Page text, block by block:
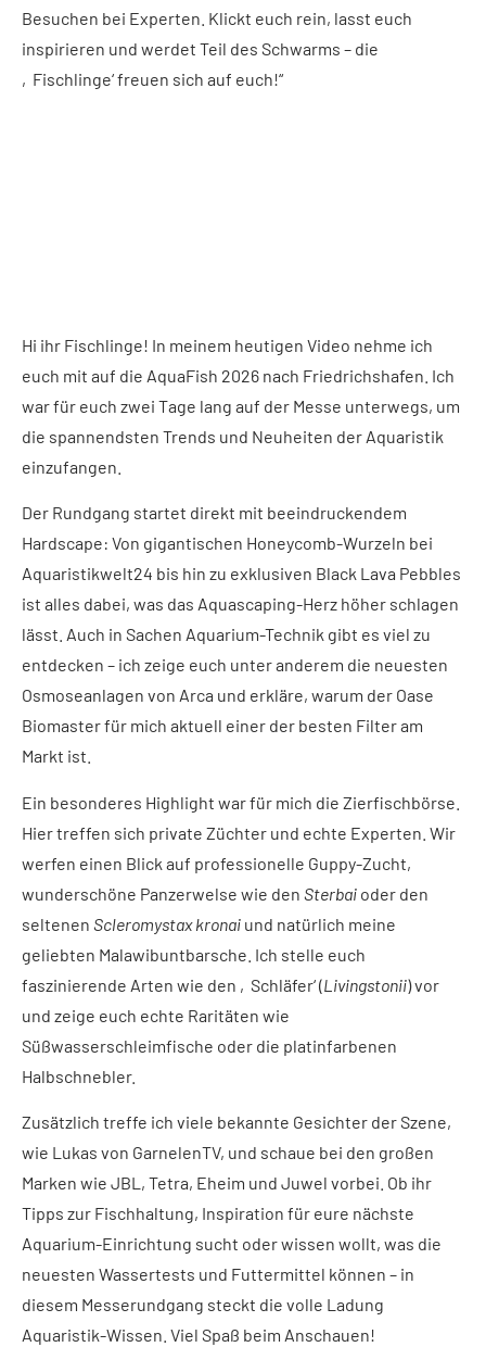
Besuchen bei Experten. Klickt euch rein, lasst euch
inspirieren und werdet Teil des Schwarms – die
‚Fischlinge‘ freuen sich auf euch!“
Hi ihr Fischlinge! In meinem heutigen Video nehme ich
euch mit auf die AquaFish 2026 nach Friedrichshafen. Ich
war für euch zwei Tage lang auf der Messe unterwegs, um
die spannendsten Trends und Neuheiten der Aquaristik
einzufangen.
Der Rundgang startet direkt mit beeindruckendem
Hardscape: Von gigantischen Honeycomb-Wurzeln bei
Aquaristikwelt24 bis hin zu exklusiven Black Lava Pebbles
ist alles dabei, was das Aquascaping-Herz höher schlagen
lässt. Auch in Sachen Aquarium-Technik gibt es viel zu
entdecken – ich zeige euch unter anderem die neuesten
Osmoseanlagen von Arca und erkläre, warum der Oase
Biomaster für mich aktuell einer der besten Filter am
Markt ist.
Ein besonderes Highlight war für mich die Zierfischbörse.
Hier treffen sich private Züchter und echte Experten. Wir
werfen einen Blick auf professionelle Guppy-Zucht,
wunderschöne Panzerwelse wie den Sterbai oder den
seltenen Scleromystax kronai und natürlich meine
geliebten Malawibuntbarsche. Ich stelle euch
faszinierende Arten wie den ‚Schläfer‘ (Livingstonii) vor
und zeige euch echte Raritäten wie
Süßwasserschleimfische oder die platinfarbenen
Halbschnebler.
Zusätzlich treffe ich viele bekannte Gesichter der Szene,
wie Lukas von GarnelenTV, und schaue bei den großen
Marken wie JBL, Tetra, Eheim und Juwel vorbei. Ob ihr
Tipps zur Fischhaltung, Inspiration für eure nächste
Aquarium-Einrichtung sucht oder wissen wollt, was die
neuesten Wassertests und Futtermittel können – in
diesem Messerundgang steckt die volle Ladung
Aquaristik-Wissen. Viel Spaß beim Anschauen!